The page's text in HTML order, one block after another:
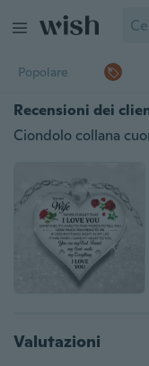
Popolare
Recensioni dei
Valutazioni